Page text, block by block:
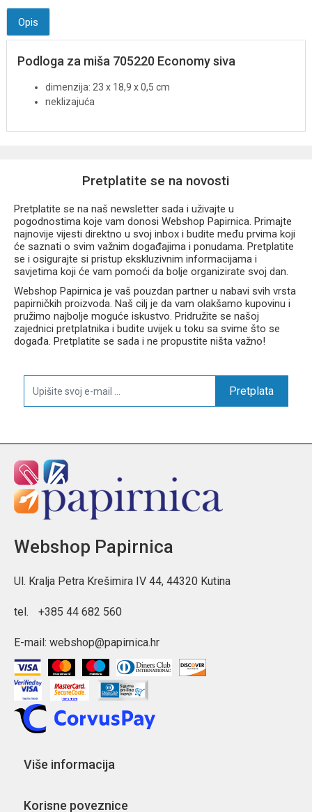
Opis
Podloga za miša 705220 Economy siva
dimenzija: 23 x 18,9 x 0,5 cm
neklizajuća
Pretplatite se na novosti
Pretplatite se na naš newsletter sada i uživajte u
pogodnostima koje vam donosi Webshop Papirnica. Primajte
najnovije vijesti direktno u svoj inbox i budite među prvima koji
će saznati o svim važnim događajima i ponudama. Pretplatite
se i osigurajte si pristup ekskluzivnim informacijama i
savjetima koji će vam pomoći da bolje organizirate svoj dan.
Webshop Papirnica je vaš pouzdan partner u nabavi svih vrsta
papirničkih proizvoda. Naš cilj je da vam olakšamo kupovinu i
pružimo najbolje moguće iskustvo. Pridružite se našoj
zajednici pretplatnika i budite uvijek u toku sa svime što se
događa. Pretplatite se sada i ne propustite ništa važno!
Pretplata
Webshop Papirnica
Ul. Kralja Petra Krešimira IV 44, 44320 Kutina
tel. +385 44 682 560
E-mail: webshop@papirnica.hr
Više informacija
Korisne poveznice